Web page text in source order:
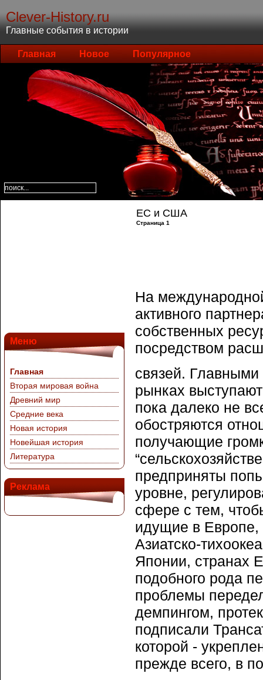
Clever-History.ru
Главные события в истории
Главная Новое Популярное
Меню
Главная
Вторая мировая война
Древний мир
Средние века
Новая история
Новейшая история
Литература
Реклама
ЕС и США
Страница 1
На
активного
собственных
посредством
связей.
рынках
пока далеко не
обостряются
получающие
предприняты
уровне,
сфере с тем,
идущие в Европе,
Азиатско-
Японии, странах
подобного рода
проблемы
демпингом,
подписали
которой -
прежде всего, в